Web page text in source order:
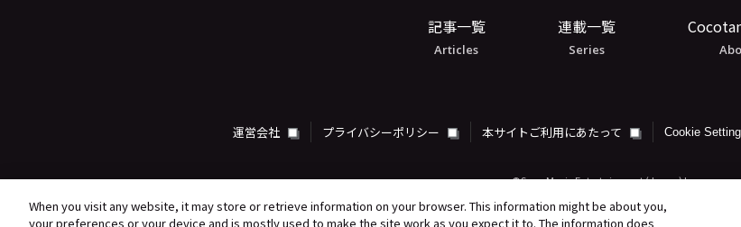
記事一覧
Articles
連載一覧
Series
運営会社 プライバシーポリシー 本サイトご利用にあたって Cookie
©Sony Music Entertainment (Japan) Inc.
When you visit any website, it may store or retrieve information on your browser. This information might be about you,
your preferences or your device and is mostly used to make the site work as you expect it to. The information does